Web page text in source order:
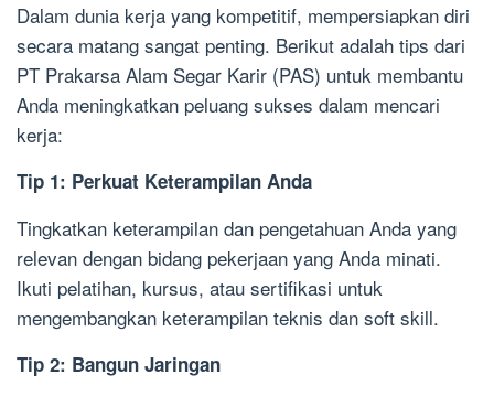
Dalam dunia kerja yang kompetitif, mempersiapkan diri
secara matang sangat penting. Berikut adalah tips dari
PT Prakarsa Alam Segar Karir (PAS) untuk membantu
Anda meningkatkan peluang sukses dalam mencari
kerja:
Tip 1: Perkuat Keterampilan Anda
Tingkatkan keterampilan dan pengetahuan Anda yang
relevan dengan bidang pekerjaan yang Anda minati.
Ikuti pelatihan, kursus, atau sertifikasi untuk
mengembangkan keterampilan teknis dan soft skill.
Tip 2: Bangun Jaringan